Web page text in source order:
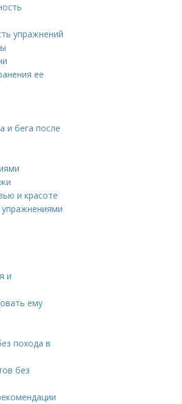
упражнений
ее
и бега после
и красоте
и
ему
похода в
без